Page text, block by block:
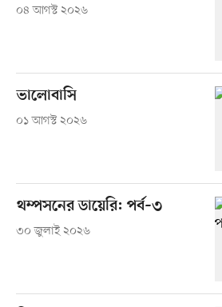
০৪ আগস্ট ২০২৬
ভালোবাসি
০১ আগস্ট ২০২৬
থম্পসনের ডায়েরি: পর্ব–৩
৩০ জুলাই ২০২৬